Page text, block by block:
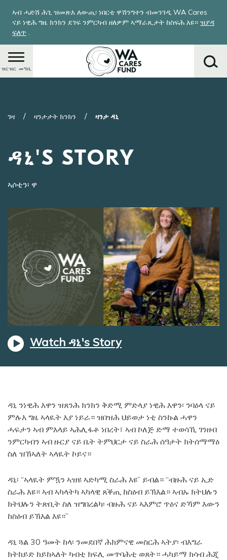
main
content
ኣብ ሓድሽ ሕጊ ዝመጽእ ለውጢ፡ ነበርቲ ዋሽንግተን ብመንገዲ WA Cares
ናይ ነዊሕ ግዜ ክንክን ደገፍ ንምርካብ ዘለዎም ኣማራጺታት ከስፍሕ እዩ። ዝያዳ
ፍለጥ .
ዝርዝር መግቢ
ገዛ ዛንታታት ክንክን ዛንታ ዳኒ
ዳኒ'S STORY
ኣሶቲን፡ ዋ
Watch ዳኒ's Story
ዳኒ ንነዊሕ እዋን ዝጸንሕ ክንክን ቅድሚ ምድላያ ነዊሕ እዋን፡ ንባዕላ ናይ
ምሉእ ግዜ ኣላዪት እያ ነይራ። ዝበዝሕ ህይወታ ነቲ ስንኩል ሓዋን
ሓፍታን ኣብ ምእላይ ኣሕሊፋቶ ነበረት፣ ኣብ ኮለጅ ድማ ተወሳኺ ገንዘብ
ንምርካብን ኣብ ዙርያ ናይ ቤት ትምህርታ ናይ ስራሕ ሰዓታት ክትሰማማዕ
ስለ ዝኸኣለት ኣላዪት ኮይና።
ዳኒ፡ “ኣላዪት ምዃን ኣዝዩ ኣድካሚ ስራሕ እዩ” ይብል። “ብዙሕ ናይ ኢድ
ስራሕ እዩ። ኣብ ኣካላትካ ኣካላዊ ጸቕጢ ከስዕብ ይኽእል። ኣብኡ ክትህሉን
ክትህሉን ትጽቢት ስለ ዝግበረልካ፡ ብዙሕ ናይ ኣእምሮ ጥዕና ድኻም እውን
ከስዕብ ይኽእል እዩ።”
ዳኒ ጓል 30 ዓመት ከላ፡ ንመደበኛ ሕክምናዊ መስርሕ ኣትያ፡ ብእግራ
ክትከይድ ከይከኣለት ካብቲ ክፍሊ መጥባሕቲ ወጸት። ሓካይማ ክሳብ ሕጂ